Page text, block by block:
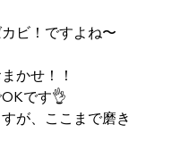
ビ！ですよね〜
かせ！！
です👌
が、ここまで磨き